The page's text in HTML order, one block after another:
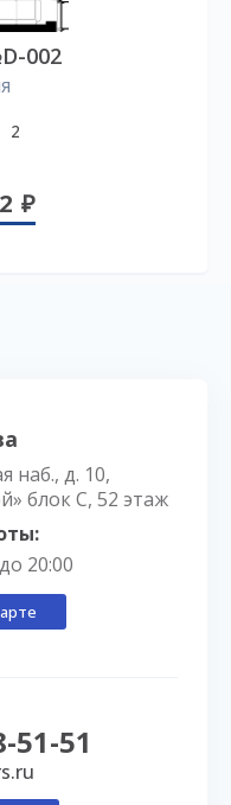
002
2
наб., д. 10,
блок С, 52 этаж
20:00
51-51